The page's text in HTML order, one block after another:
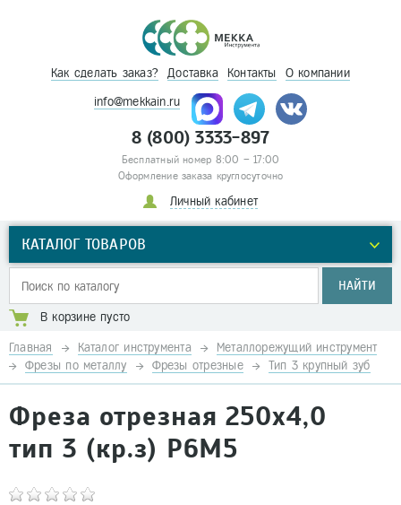
Как сделать заказ? Доставка Контакты О компании
info@mekkain.ru
8 (800) 3333-897
Бесплатный номер 8:00 – 17:00
Оформление заказа круглосуточно
Личный кабинет
КАТАЛОГ ТОВАРОВ
НАЙТИ
В корзине пусто
Главная Каталог инструмента
Металлорежущий инструмент
Фрезы по металлу
Фрезы отрезные Тип 3 крупный зуб
Фреза отрезная 250х4,0
тип 3 (кр.з) Р6М5